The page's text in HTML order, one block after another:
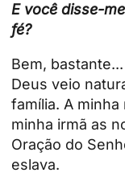
E você disse-
fé?
Bem,
Deus veio
família. A
minha irmã as
Oração do
eslava.